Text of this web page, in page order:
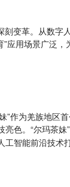
变革。从数字
用场景广泛，
”作为羌族地区
色。“尔玛茶
工智能前沿技术